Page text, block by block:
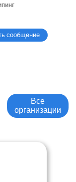
сообщение
Все
организации